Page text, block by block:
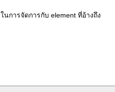
ในการจัดการกับ element ที่อ้างถึง